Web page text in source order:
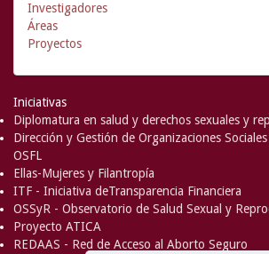
Investigadores
Áreas
Proyectos
Iniciativas
Diplomatura en salud y derechos sexuales y
Dirección y Gestión de Organizaciones
OSFL
Ellas-Mujeres y Filantropía
ITF - Iniciativa deTransparencia Financiera
OSSyR - Observatorio de Salud Sexual y
Proyecto ATICA
REDAAS - Red de Acceso al Aborto Seguro